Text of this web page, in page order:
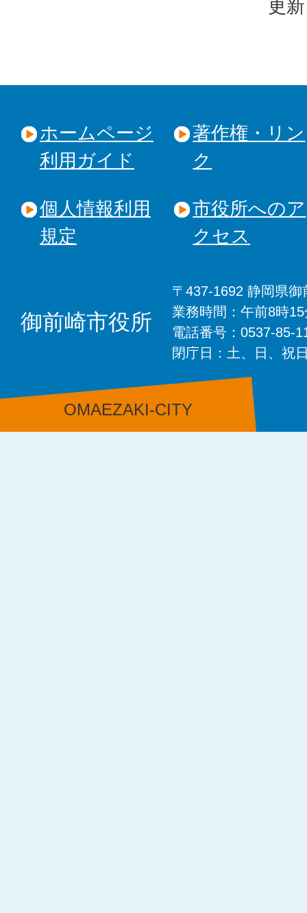
更
ホームページ
利用ガイド
著作権・リン
ク
個人情報利用
規定
市役所へのア
クセス
御前崎市役所
〒437-1692 静岡県
業務時間：午前8時
電話番号：0537-85-
閉庁日：土、日、祝
OMAEZAKI-CITY